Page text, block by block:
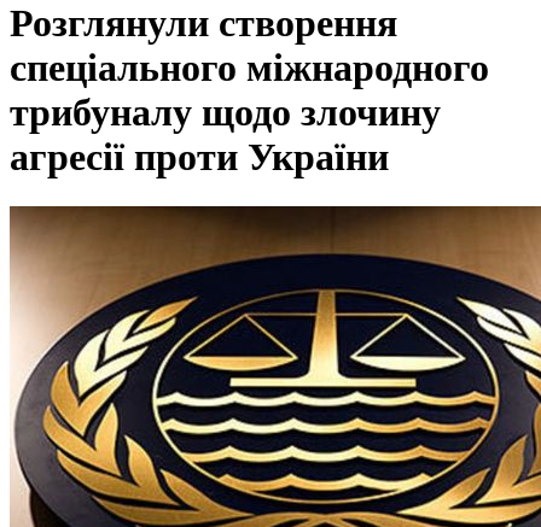
Розглянули створення
спеціального міжнародного
трибуналу щодо злочину
агресії проти України